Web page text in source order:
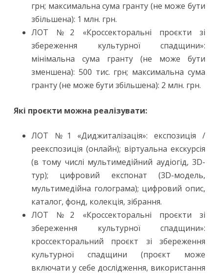
грн; максимальна сума гранту (не може бути
збільшена): 1 млн. грн.
ЛОТ №2 «Кроссекторальні проєкти зі
збереження культурної спадщини»:
мінімальна сума гранту (не може бути
зменшена): 500 тис. грн; максимальна сума
гранту (не може бути збільшена): 2 млн. грн.
Які проєкти можна реалізувати:
ЛОТ №1 «Диджиталізація»: експозиція /
реекспозиція (онлайн); віртуальна екскурсія
(в тому числі мультимедійний аудіогід, 3D-
тур); цифровий експонат (3D-модель,
мультимедійна голограма); цифровий опис,
каталог, фонд, колекція, зібрання.
ЛОТ №2 «Кроссекторальні проєкти зі
збереження культурної спадщини»:
кроссекторальний проєкт зі збереження
культурної спадщини (проєкт може
включати у себе дослідження, використання